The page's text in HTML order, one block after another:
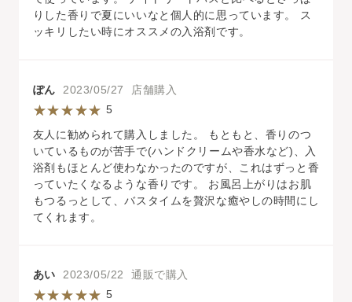
りした香りで夏にいいなと個人的に思っています。 ス
ッキリしたい時にオススメの入浴剤です。
ぽん 2023/05/27 店舗購入
5
友人に勧められて購入しました。 もともと、香りのつ
いているものが苦手で(ハンドクリームや香水など)、入
浴剤もほとんど使わなかったのですが、これはずっと香
っていたくなるような香りです。 お風呂上がりはお肌
もつるっとして、バスタイムを贅沢な癒やしの時間にし
てくれます。
あい2023/05/22 通販で購入
5